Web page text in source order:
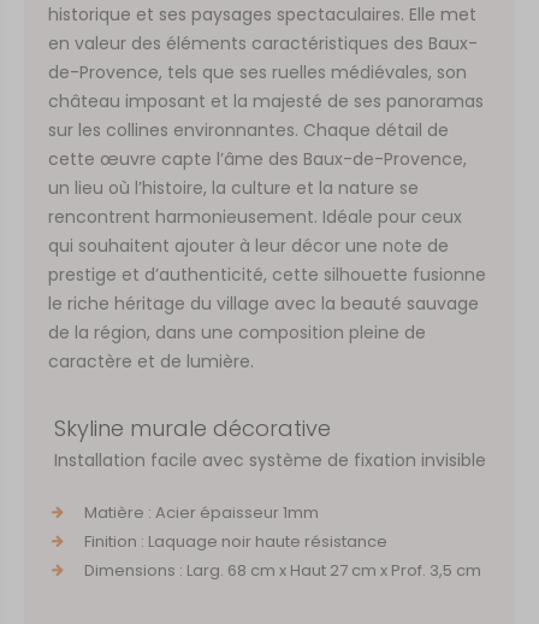
historique et ses paysages spectaculaires. Elle met
en valeur des éléments caractéristiques des Baux-
de-Provence, tels que ses ruelles médiévales, son
château imposant et la majesté de ses panoramas
sur les collines environnantes. Chaque détail de
cette œuvre capte l’âme des Baux-de-Provence,
un lieu où l’histoire, la culture et la nature se
rencontrent harmonieusement. Idéale pour ceux
qui souhaitent ajouter à leur décor une note de
prestige et d’authenticité, cette silhouette fusionne
le riche héritage du village avec la beauté sauvage
de la région, dans une composition pleine de
caractère et de lumière.
Skyline murale décorative
Installation facile avec système de fixation invisible
Matière : Acier épaisseur 1mm
Finition : Laquage noir haute résistance
Dimensions : Larg. 68 cm x Haut 27 cm x Prof. 3,5 cm